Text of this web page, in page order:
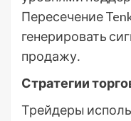
Пересечение
генерировать
продажу․
Стратегии
Трейдеры